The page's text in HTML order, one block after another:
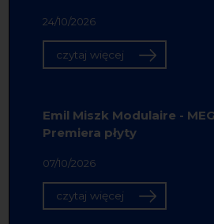
24/10/2026
czytaj więcej
Emil Miszk Modulaire -
Premiera płyty
07/10/2026
czytaj więcej